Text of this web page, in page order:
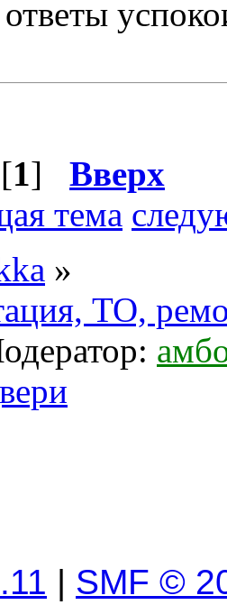
1] Вверх
тема
»
ТО,
| SMF ©